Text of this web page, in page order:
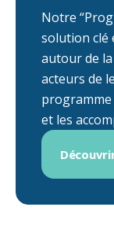
Notre
solution clé
autour de
acteurs de
programme
et les